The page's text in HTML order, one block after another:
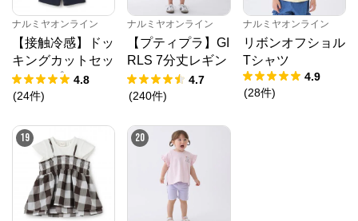
ナルミヤオンライン
【接触冷感】ドッ
キングカットセッ
トアップ
4.8
(24件)
ナルミヤオンライン
【プティプラ】GI
RLS 7分丈レギン
ス
4.7
(240件)
ナルミヤオンライン
リボンオフショル
Tシャツ
4.9
(28件)
19 20